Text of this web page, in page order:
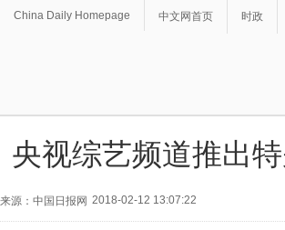
China Daily Homepage 中文网首页 时政
央视综艺频道推出
来源：中国日报网 2018-02-12 13:07:22